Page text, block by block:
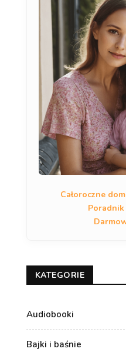
Całoroczne
KATEGORIE
Audiobooki
Bajki i baśnie